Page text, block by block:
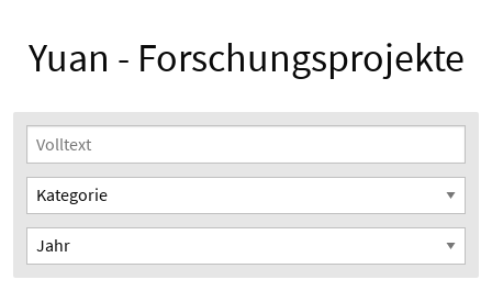
Yuan - Forschungsprojekte